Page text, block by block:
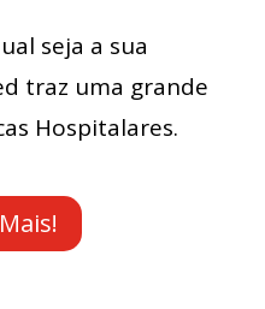
seja a sua
traz uma grande
Hospitalares.